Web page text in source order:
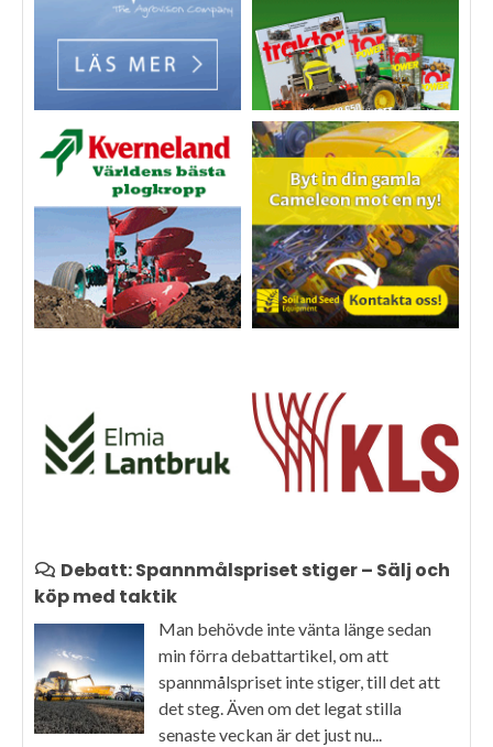
Debatt: Spannmålspriset stiger – Sälj och
köp med taktik
Man behövde inte vänta länge sedan
min förra debattartikel, om att
spannmålspriset inte stiger, till det att
det steg. Även om det legat stilla
senaste veckan är det just nu...